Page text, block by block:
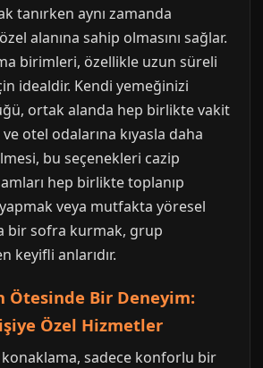
tanırken aynı zamanda
alanına sahip olmasını sağlar.
birimleri, özellikle uzun süreli
idealdir. Kendi yemeğinizi
ortak alanda hep birlikte vakit
otel odalarına kıyasla daha
bu seçenekleri cazip
hep birlikte toplanıp
veya mutfakta yöresel
bir sofra kurmak, grup
keyifli anlarıdır.
Ötesinde Bir Deneyim:
Özel Hizmetler
sadece konforlu bir